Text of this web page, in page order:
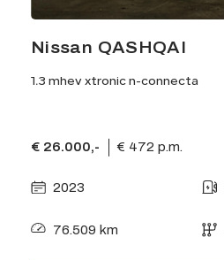
Nissan QASHQAI
1.3 mhev xtronic n-connecta
€ 26.000,- € 472 p.m.
2023
76.509 km